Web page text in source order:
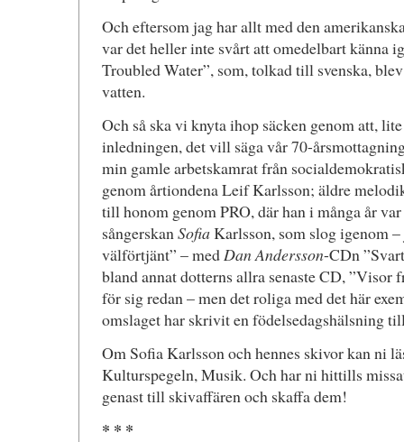
Och eftersom jag har allt med den
var det heller inte svårt att omedelbart känna
Troubled Water”, som, tolkad till svenska,
vatten.
Och så ska vi knyta ihop säcken genom att,
inledningen, det vill säga vår 70-
min gamle arbetskamrat från
genom årtiondena Leif Karlsson; äldre
till honom genom PRO, där han i många år
sångerskanSofiaKarlsson, som slog igenom
välförtjänt” – medDan Andersson-CDn
bland annat dotterns allra senaste CD, ”Visor
för sig redan – men det roliga med det här
omslaget har skrivit en födelsedagshälsning
Om Sofia Karlsson och hennes skivor kan ni
Kulturspegeln, Musik. Och har ni hittills
genast till skivaffären och skaffa dem!
* * *